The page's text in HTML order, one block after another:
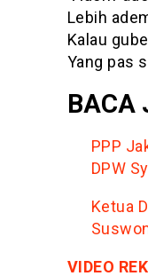
Lebih
Kalau
Yang pas
BACA
PPP
DPW
Ketua
VIDEO